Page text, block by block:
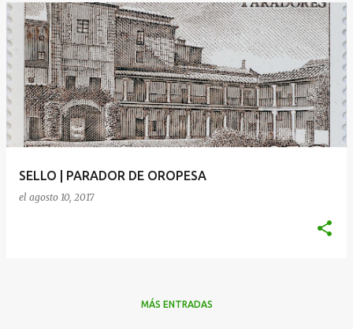
SELLO | PARADOR DE OROPESA
el agosto 10, 2017
MÁS ENTRADAS